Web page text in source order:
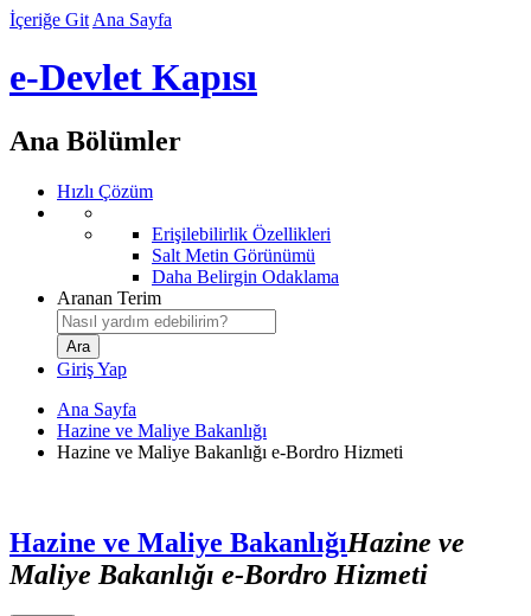
İçeriğe Git Ana Sayfa
e-Devlet Kapısı
Ana Bölümler
Hızlı Çözüm
Erişilebilirlik Özellikleri
Salt Metin Görünümü
Daha Belirgin Odaklama
Aranan Terim
Giriş Yap
Ana Sayfa
Hazine ve Maliye Bakanlığı
Hazine ve Maliye Bakanlığı e-Bordro Hizmeti
Hazine ve Maliye BakanlığıHazine ve
Maliye Bakanlığı e-Bordro Hizmeti